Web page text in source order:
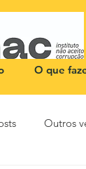
O que
Outros